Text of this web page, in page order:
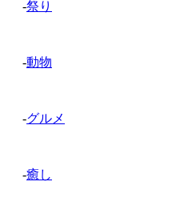
-祭り
-動物
-グルメ
-癒し